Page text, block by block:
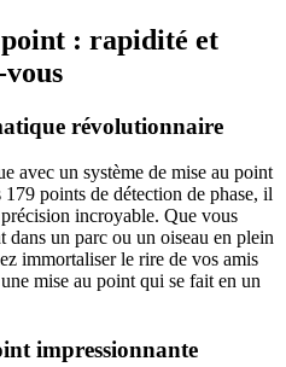
point : rapidité et
révolutionnaire
avec un système de mise au point
points de détection de phase, il
incroyable. Que vous
un parc ou un oiseau en plein
immortaliser le rire de vos amis
mise au point qui se fait en un
impressionnante